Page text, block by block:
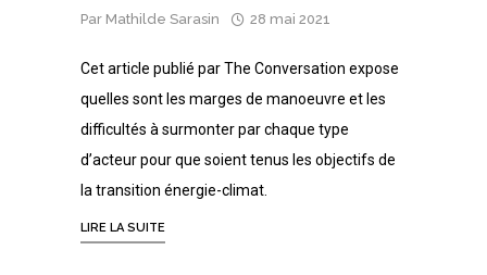
Par Mathilde Sarasin 28 mai 2021
Cet article publié par The Conversation expose
quelles sont les marges de manoeuvre et les
difficultés à surmonter par chaque type
d’acteur pour que soient tenus les objectifs de
la transition énergie-climat.
LIRE LA SUITE